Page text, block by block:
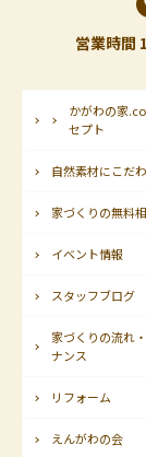
営業時間
かがわの家
セプト
自然素材にこだ
家づくりの無料
イベント情報
スタッフブログ
家づくりの流れ
ナンス
リフォーム
えんがわの会